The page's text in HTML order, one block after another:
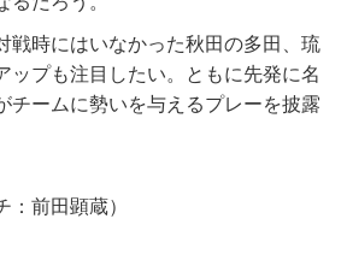
時にはいなかった秋田の多田、琉
ップも注目したい。ともに先発に名
チームに勢いを与えるプレーを披露
：前田顕蔵）